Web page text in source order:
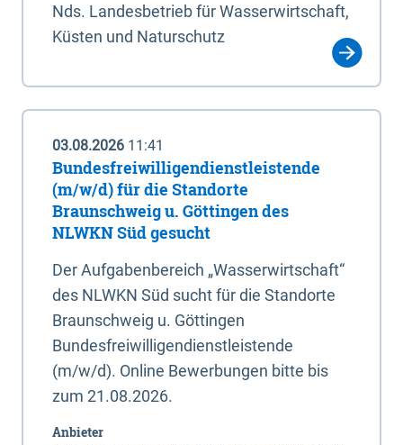
Nds. Landesbetrieb für Wasserwirtschaft,
Küsten und Naturschutz
03.08.2026 11:41
Bundesfreiwilligendienstleistende
(m/w/d) für die Standorte
Braunschweig u. Göttingen des
NLWKN Süd gesucht
Der Aufgabenbereich „Wasserwirtschaft“
des NLWKN Süd sucht für die Standorte
Braunschweig u. Göttingen
Bundesfreiwilligendienstleistende
(m/w/d). Online Bewerbungen bitte bis
zum 21.08.2026.
Anbieter